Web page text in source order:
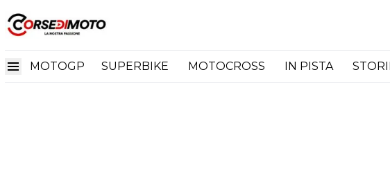
MOTOGP SUPERBIKE MOTOCROSS IN PISTA